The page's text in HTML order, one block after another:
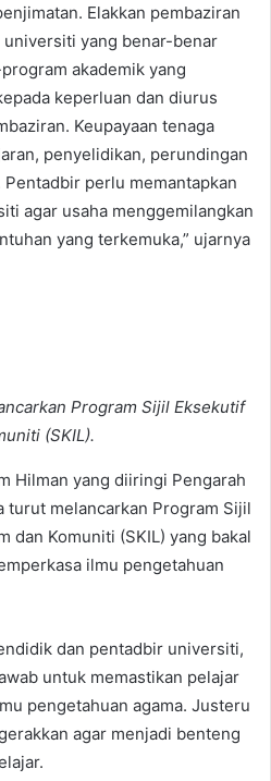
Elakkan pembaziran
yang benar-benar
akademik yang
keperluan dan diurus
Keupayaan tenaga
penyelidikan, perundingan
perlu memantapkan
agar usaha menggemilangkan
yang terkemuka,” ujarnya
Program Sijil Eksekutif
(SKIL).
Hilman yang diiringi Pengarah
turut melancarkan Program Sijil
dan Komuniti (SKIL) yang bakal
ilmu pengetahuan
dan pentadbir universiti,
untuk memastikan pelajar
pengetahuan agama. Justeru
agar menjadi benteng